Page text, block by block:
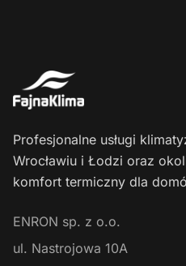
Profesjonalne usługi
Wrocławiu i Łodzi oraz
komfort termiczny dla
ENRON sp. z o.o.
ul. Nastrojowa 10A